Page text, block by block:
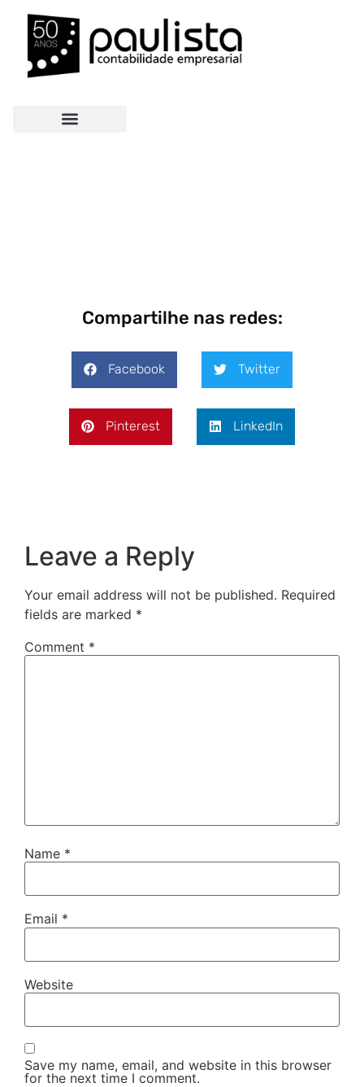
Compartilhe nas redes:
Facebook Twitter
Pinterest LinkedIn
Leave a Reply
Your email address will not be published. Required
fields are marked *
Comment *
Name *
Email *
Website
Save my name, email, and website in this browser
for the next time I comment.